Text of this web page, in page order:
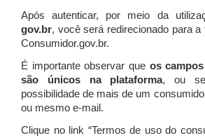
Após autenticar, por meio da
gov.br, você será redirecionado para
Consumidor.gov.br.
É importante observar que os
são únicos na plataforma, ou
possibilidade de mais de um
ou mesmo e-mail.
Clique no link “Termos de uso do